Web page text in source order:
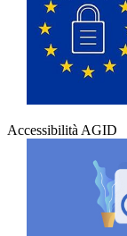
Accessibilità AGID